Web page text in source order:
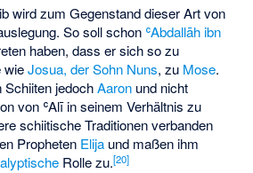
wird zum Gegenstand dieser Art von
So soll schon ʿAbdallāh ibn
haben, dass er sich so zu
wieJosua, der Sohn Nuns, zu Mose.
Schiiten jedochAaron und nicht
von ʿAlī in seinem Verhältnis zu
schiitische Traditionen verbanden
Propheten Elija und maßen ihm
Rolle zu.[20]